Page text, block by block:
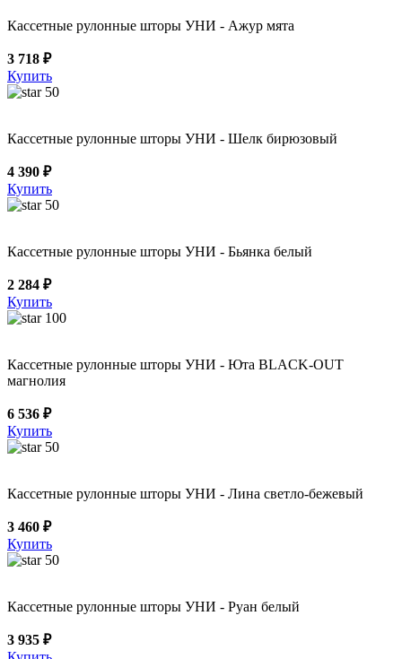
Кассетные рулонные шторы УНИ - Ажур мята
3 718 ₽
Купить
50
Кассетные рулонные шторы УНИ - Шелк бирюзовый
4 390 ₽
Купить
50
Кассетные рулонные шторы УНИ - Бьянка белый
2 284 ₽
Купить
100
Кассетные рулонные шторы УНИ - Юта BLACK-OUT
магнолия
6 536 ₽
Купить
50
Кассетные рулонные шторы УНИ - Лина светло-бежевый
3 460 ₽
Купить
50
Кассетные рулонные шторы УНИ - Руан белый
3 935 ₽